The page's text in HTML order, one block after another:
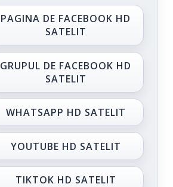
PAGINA DE FACEBOOK HD
SATELIT
GRUPUL DE FACEBOOK HD
SATELIT
WHATSAPP HD SATELIT
YOUTUBE HD SATELIT
TIKTOK HD SATELIT